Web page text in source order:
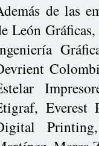
de las
León
Everest